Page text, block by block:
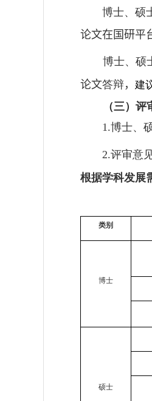
博士、硕
论文在国研平
博士、硕
论文答辩， 建
（三）评
1.博士、
2.评审意
根据学科发展
类别
博士
硕士